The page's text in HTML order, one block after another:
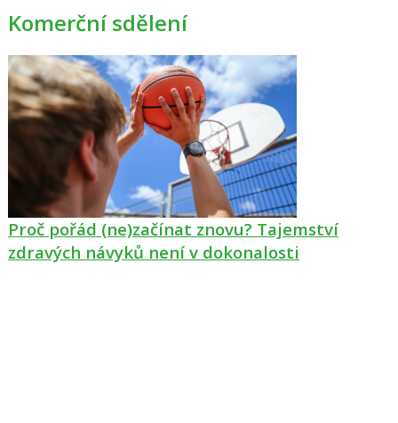
Komerční sdělení
Proč pořád (ne)začínat znovu? Tajemství
zdravých návyků není v dokonalosti